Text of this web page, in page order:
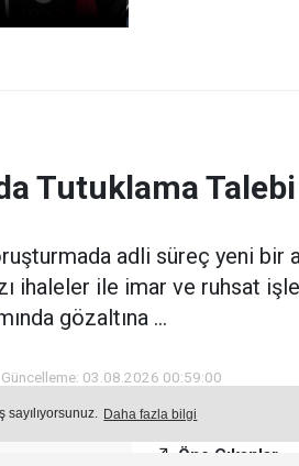
Daha fazla bilgi
Tutuklama Talebi
adli süreç yeni bir
ihaleler ile imar ve ruhsat
gözaltına ...
03.08.2026 00:59:00
Öne Çıkanlar